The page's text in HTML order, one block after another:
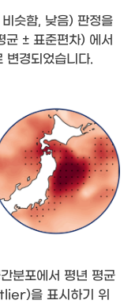
슷함, 낮음) 판정을
균 ± 표준편차) 에서
변경되었습니다.
분포에서 평년 평균
을 표시하기 위